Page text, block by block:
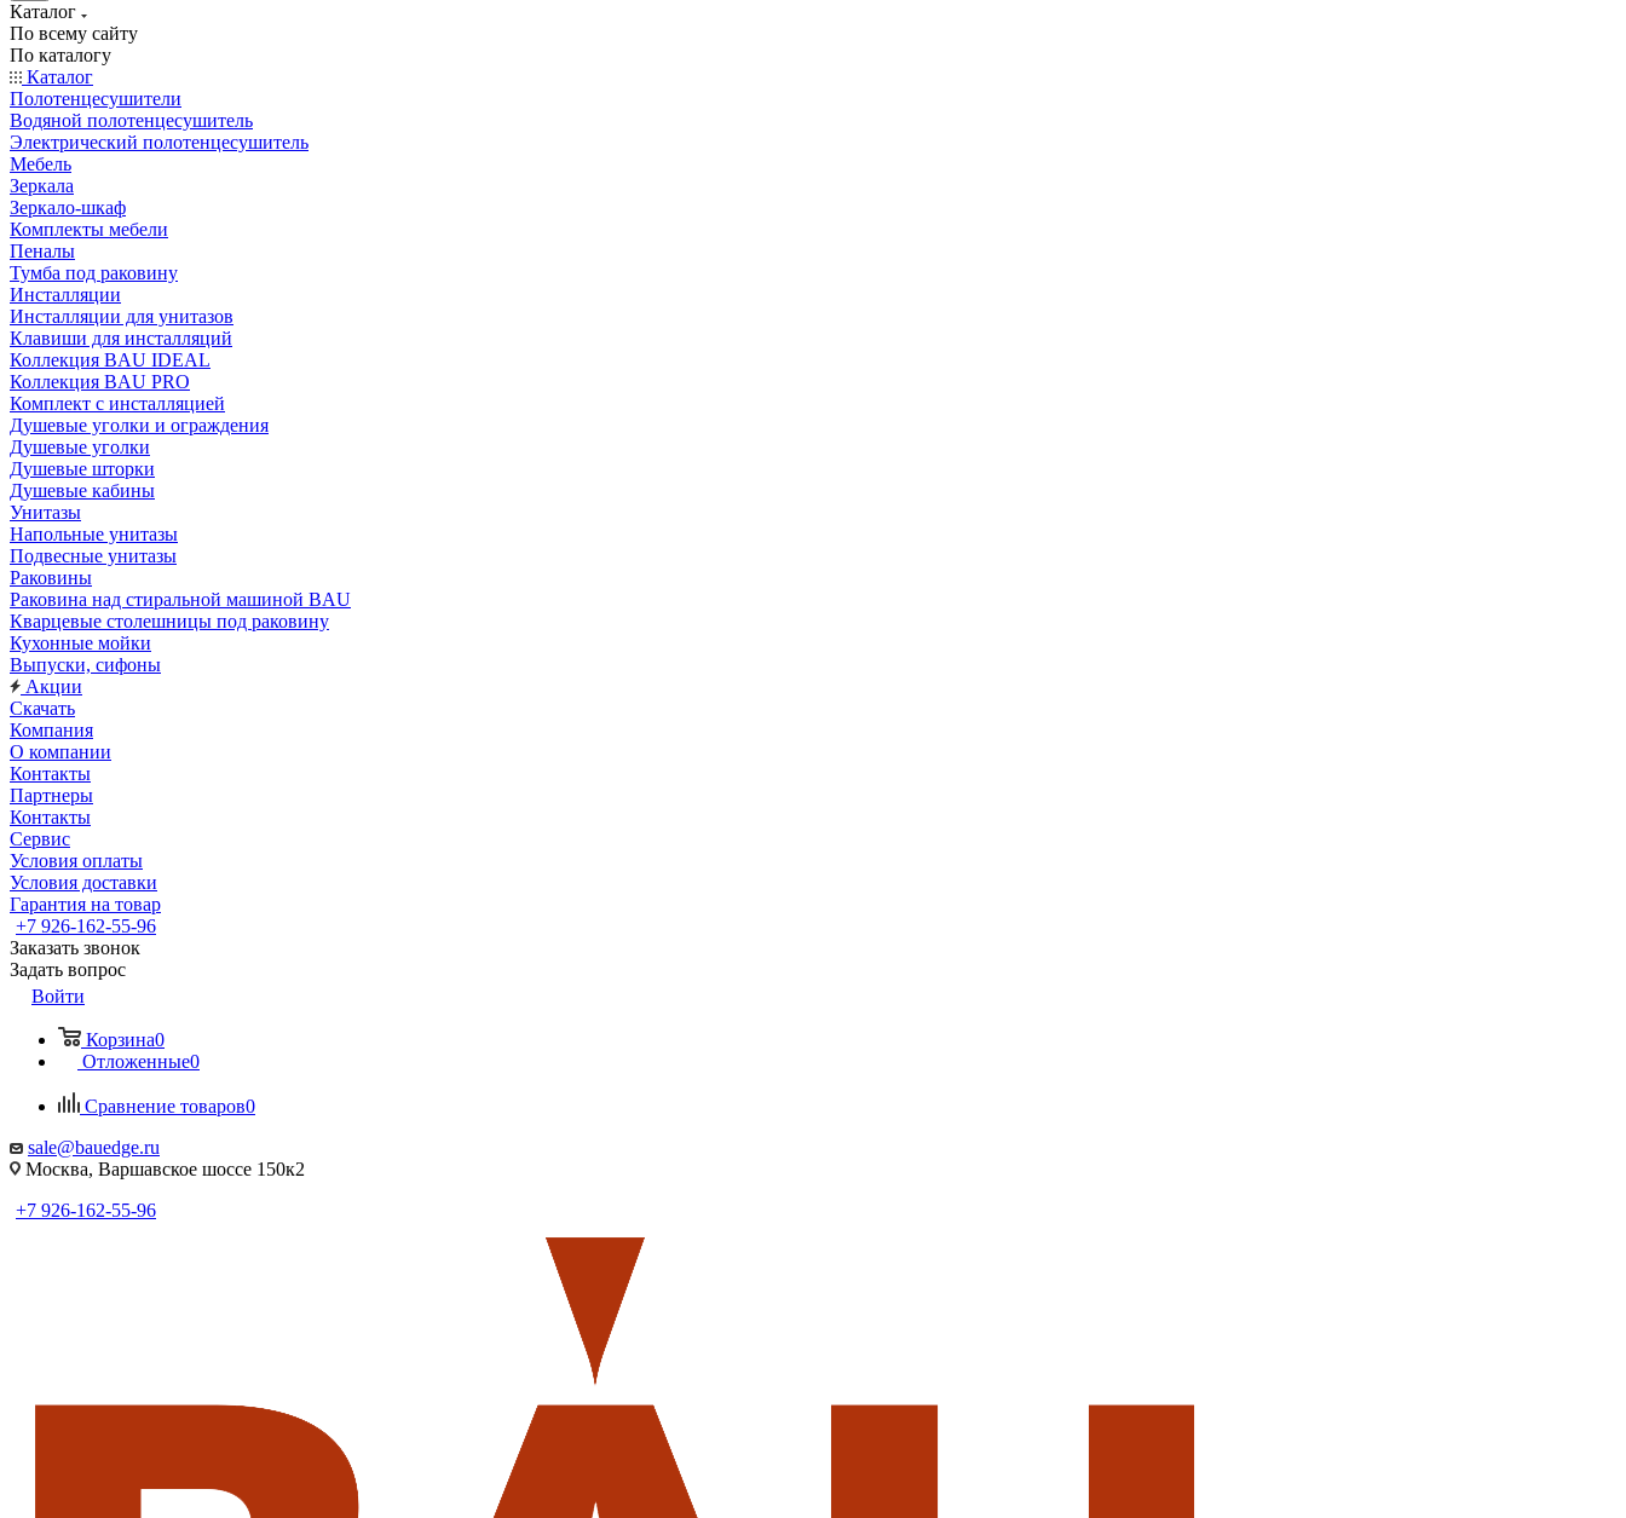
Каталог
По всему сайту
По каталогу
Каталог
Полотенцесушители
Водяной полотенцесушитель
Электрический полотенцесушитель
Мебель
Зеркала
Зеркало-шкаф
Комплекты мебели
Пеналы
Тумба под раковину
Инсталляции
Инсталляции для унитазов
Клавиши для инсталляций
Коллекция BAU IDEAL
Коллекция BAU PRO
Комплект с инсталляцией
Душевые уголки и ограждения
Душевые уголки
Душевые шторки
Душевые кабины
Унитазы
Напольные унитазы
Подвесные унитазы
Раковины
Раковина над стиральной машиной BAU
Кварцевые столешницы под раковину
Кухонные мойки
Выпуски, сифоны
Акции
Скачать
Компания
О компании
Контакты
Партнеры
Контакты
Сервис
Условия оплаты
Условия доставки
Гарантия на товар
+7 926-162-55-96
Заказать звонок
Задать вопрос
Войти
Корзина0
Отложенные0
Сравнение товаров0
sale@bauedge.ru
Москва, Варшавское шоссе 150к2
+7 926-162-55-96